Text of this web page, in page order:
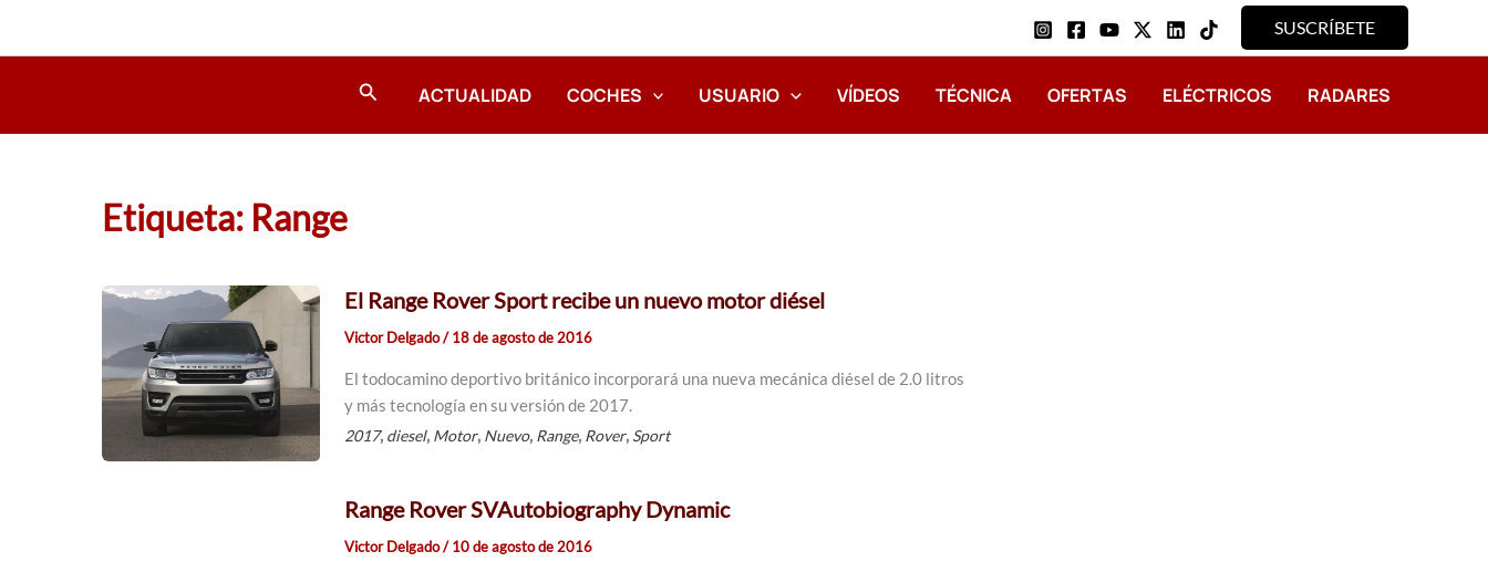
SUSCRÍBETE
Buscar ACTUALIDAD COCHES USUARIO VÍDEOS TÉCNICA OFERTAS ELÉCTRICOS RADARES
Etiqueta: Range
El Range Rover Sport recibe un nuevo motor diésel
Victor Delgado/18 de agosto de 2016
El todocamino deportivo británico incorporará una nueva mecánica diésel de 2.0 litros
y más tecnología en su versión de 2017.
2017, diesel, Motor, Nuevo, Range, Rover, Sport
Range Rover SVAutobiography Dynamic
Victor Delgado/10 de agosto de 2016